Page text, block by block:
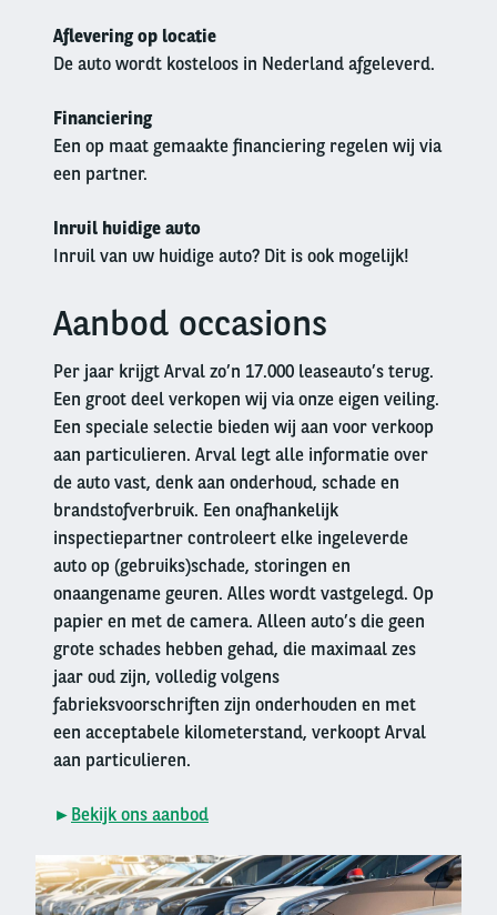
Aflevering op locatie
De auto wordt kosteloos in Nederland afgeleverd.
Financiering
Een op maat gemaakte financiering regelen wij via
een partner.
Inruil huidige auto
Inruil van uw huidige auto? Dit is ook mogelijk!
columnAanbod occasions
Per jaar krijgt Arval zo’n 17.000 leaseauto’s terug.
Een groot deel verkopen wij via onze eigen veiling.
Een speciale selectie bieden wij aan voor verkoop
aan particulieren. Arval legt alle informatie over
de auto vast, denk aan onderhoud, schade en
brandstofverbruik. Een onafhankelijk
inspectiepartner controleert elke ingeleverde
auto op (gebruiks)schade, storingen en
onaangename geuren. Alles wordt vastgelegd. Op
papier en met de camera. Alleen auto’s die geen
grote schades hebben gehad, die maximaal zes
jaar oud zijn, volledig volgens
fabrieksvoorschriften zijn onderhouden en met
een acceptabele kilometerstand, verkoopt Arval
aan particulieren.
► Bekijk ons aanbod
Right
column